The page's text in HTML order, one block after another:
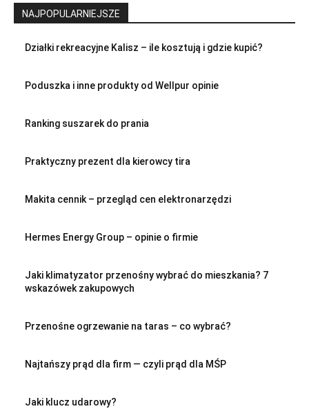
NAJPOPULARNIEJSZE
Działki rekreacyjne Kalisz – ile kosztują i gdzie kupić?
Poduszka i inne produkty od Wellpur opinie
Ranking suszarek do prania
Praktyczny prezent dla kierowcy tira
Makita cennik – przegląd cen elektronarzędzi
Hermes Energy Group – opinie o firmie
Jaki klimatyzator przenośny wybrać do mieszkania? 7
wskazówek zakupowych
Przenośne ogrzewanie na taras – co wybrać?
Najtańszy prąd dla firm — czyli prąd dla MŚP
Jaki klucz udarowy?